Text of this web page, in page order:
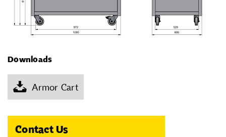
Downloads
Armor Cart
Contact Us